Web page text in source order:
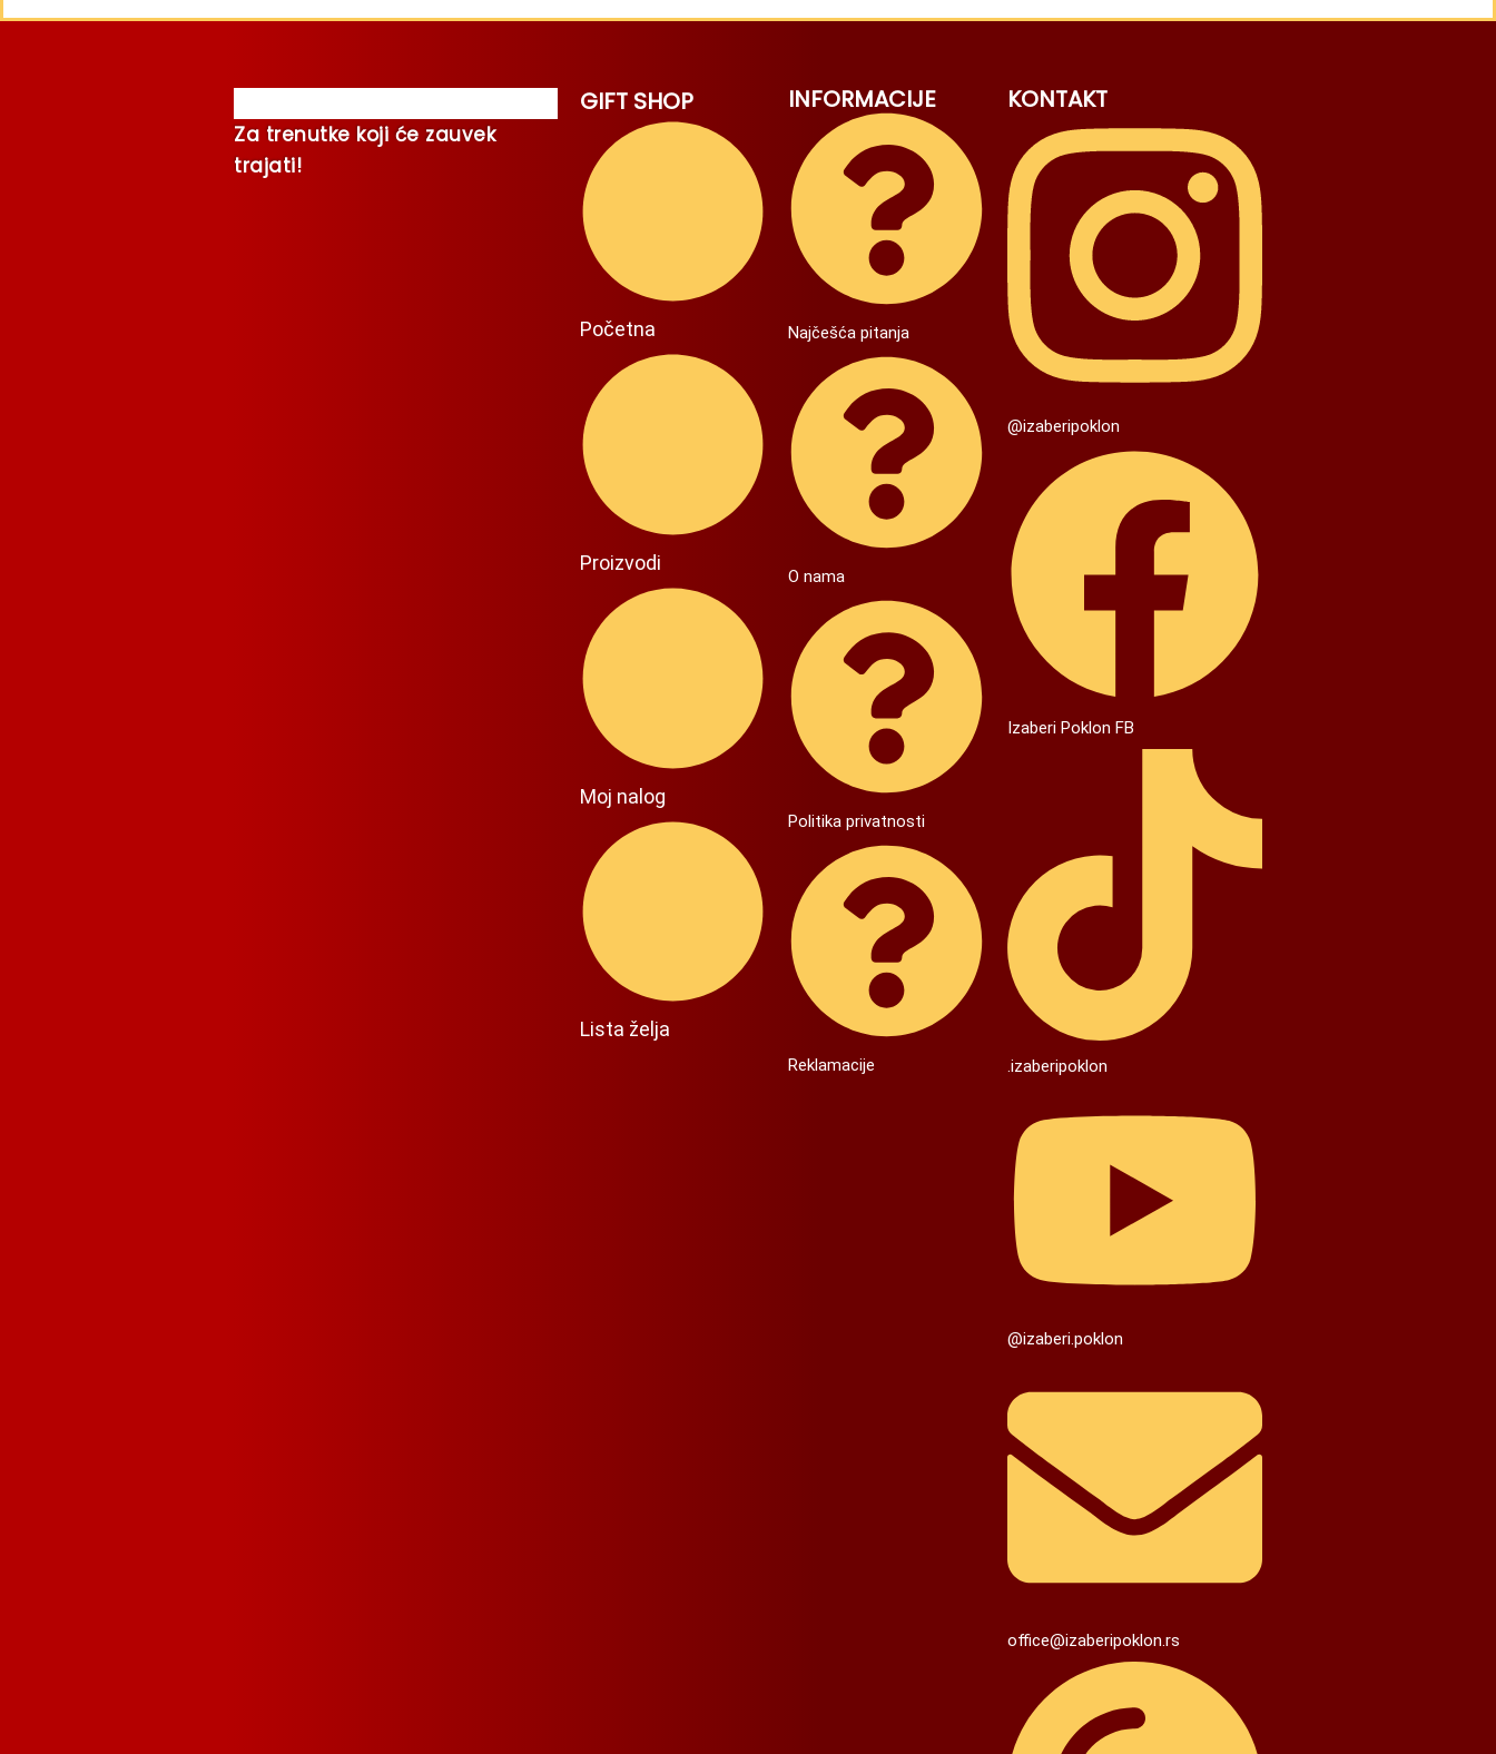
Za trenutke koji će zauvek
trajati!
GIFT SHOP
Početna
Proizvodi
Moj nalog
Lista želja
INFORMACIJE
Najčešća pitanja
O nama
Politika privatnosti
Reklamacije
KONTAKT
@izaberipoklon
Izaberi Poklon FB
.izaberipoklon
@izaberi.poklon
office@izaberipoklon.rs